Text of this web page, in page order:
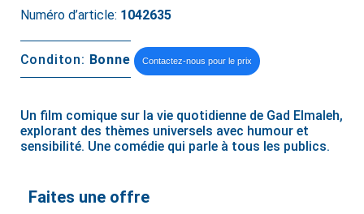
Numéro d’article: 1042635
Conditon: Bonne Contactez-nous pour le prix
Un film comique sur la vie quotidienne de Gad Elmaleh,
explorant des thèmes universels avec humour et
sensibilité. Une comédie qui parle à tous les publics.
Faites une offre